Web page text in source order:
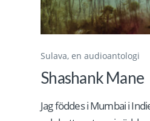
Sulava, en audioantologi
Shashank Mane
Jag föddes i Mumbai i